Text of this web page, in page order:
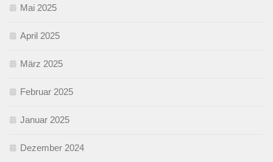
Mai 2025
April 2025
März 2025
Februar 2025
Januar 2025
Dezember 2024